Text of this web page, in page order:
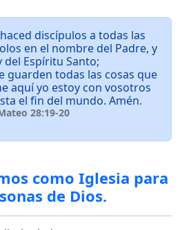
discípulos a todas las
en el nombre del Padre, y
del Espíritu Santo;
guarden todas las cosas que
aquí yo estoy con vosotros
el fin del mundo. Amén.
28:19-20
como Iglesia para
de Dios.